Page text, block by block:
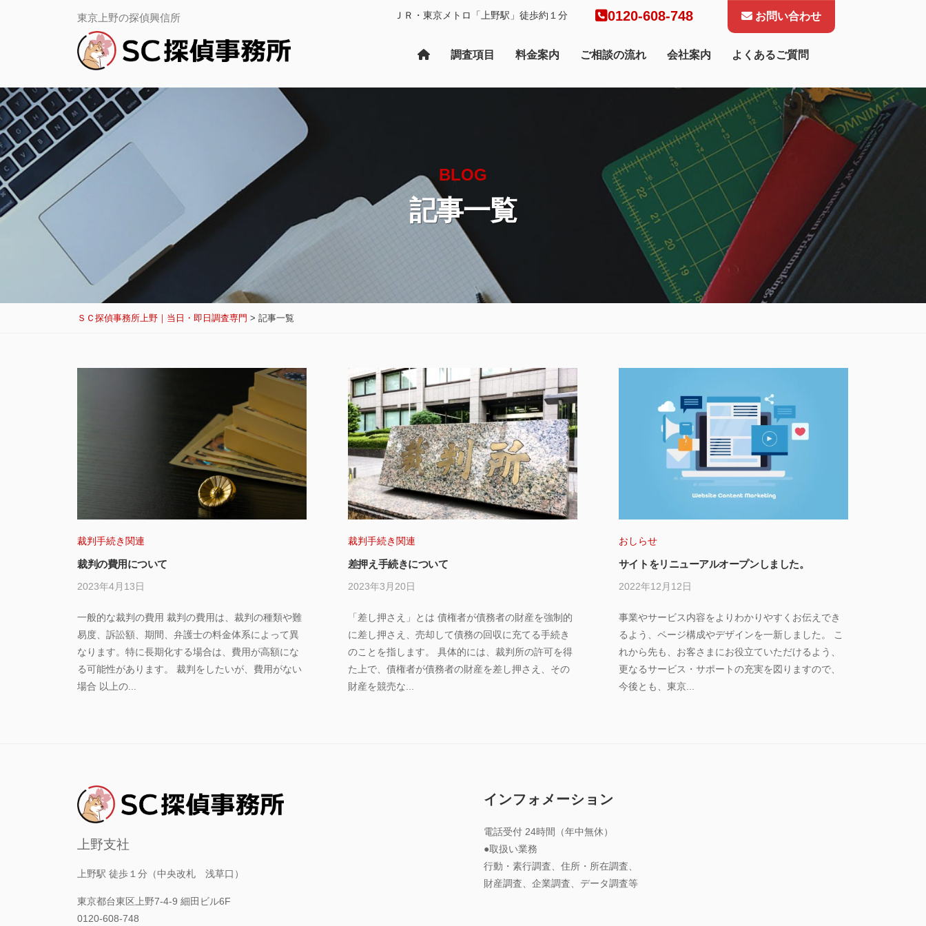
ツ
へ
ス
キ
ッ
プ
Ｓ
Ｃ
探
偵
事
所
上
野
｜
日・
調
東京上野の探偵興信所 ＪＲ・東京メトロ「上野駅」徒歩約１分 0120-608-748 お問い合わせ
調査項目 料金案内 ご相談の流れ 会社案内 よくあるご質問
BLOG
記事一覧
ＳＣ探偵事務所上野｜当日・即日調査専門 > 記事一覧
裁判手続き関連
裁判の費用について
2023年4月13日
イ
ト
管
理
一般的な裁判の費用 裁判の費用は、裁判の種類や難
易度、訴訟額、期間、弁護士の料金体系によって異
なります。特に長期化する場合は、費用が高額にな
る可能性があります。 裁判をしたいが、費用がない
場合 以上の...
裁判手続き関連
差押え手続きについて
2023年3月20日
イ
ト
管
理
「差し押さえ」とは 債権者が債務者の財産を強制的
に差し押さえ、売却して債務の回収に充てる手続き
のことを指します。 具体的には、裁判所の許可を得
た上で、債権者が債務者の財産を差し押さえ、その
財産を競売な...
おしらせ
サイトをリニューアルオープンしました。
2022年12月12日
事業やサービス内容をよりわかりやすくお伝えでき
るよう、ページ構成やデザインを一新しました。 こ
れから先も、お客さまにお役立ていただけるよう、
更なるサービス・サポートの充実を図りますので、
今後とも、東京...
上野支社
上野駅 徒歩１分（中央改札 浅草口）
東京都台東区上野7-4-9 細田ビル6F
0120-608-748
インフォメーション
電話受付 24時間（年中無休）
●取扱い業務
行動・素行調査、住所・所在調査、
財産調査、企業調査、データ調査等
所
野
｜
当
即
日
調
査